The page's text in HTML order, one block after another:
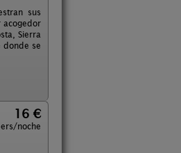
sus
acogedor
Sierra
donde se
16 €
noche